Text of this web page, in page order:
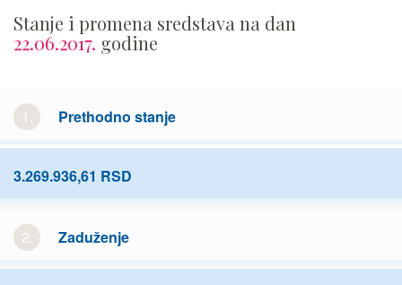
Stanje i promena sredstava na dan
22.06.2017. godine
1. Prethodno stanje
3.269.936,61 RSD
2. Zaduženje